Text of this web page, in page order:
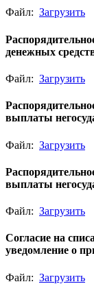
Файл: Загрузить
денежных
Файл: Загрузить
выплаты
Файл: Загрузить
выплаты
Файл: Загрузить
Согласие на
уведомление о
Файл: Загрузить